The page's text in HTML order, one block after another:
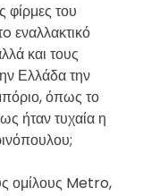
φίρμες του
εναλλακτικό
και τους
Ελλάδα την
όπως το
ήταν τυχαία η
ομίλους Metro,